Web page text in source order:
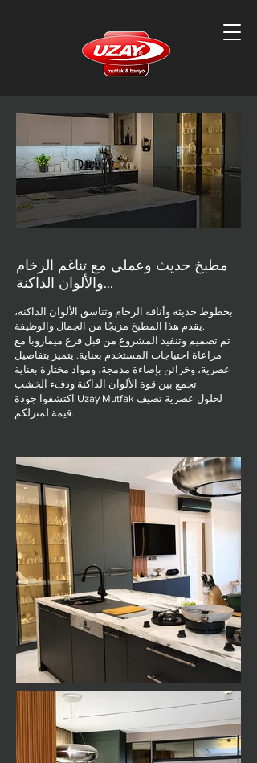
مطبخ حديث وعملي مع تناغم الرخام
والألوان الداكنة...
بخطوط حديثة وأناقة الرخام وتناسق الألوان الداكنة،
يقدم هذا المطبخ مزيجًا من الجمال والوظيفة.
تم تصميم وتنفيذ المشروع من قبل فرع ميماروبا مع
مراعاة احتياجات المستخدم بعناية. يتميز بتفاصيل
عصرية، وخزائن بإضاءة مدمجة، ومواد مختارة بعناية
تجمع بين قوة الألوان الداكنة ودفء الخشب.
اكتشفوا جودة Uzay Mutfak لحلول عصرية تضيف
قيمة لمنزلكم.